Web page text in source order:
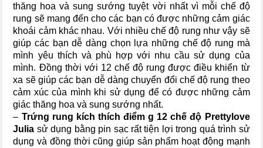
thăng hoa và sung sướng tuyệt vời nhất vì mỗi chế độ
rung sẽ mang đến cho các bạn có được những cảm giác
khoái cảm khác nhau. Với nhiều chế độ rung như vậy sẽ
giúp các bạn dễ dàng chọn lựa những chế độ rung mà
mình yêu thích và phù hợp với nhu cầu sử dụng của
mình. Đồng thời với 12 chế độ rung được điều khiển từ
xa sẽ giúp các bạn dễ dàng chuyển đổi chế độ rung theo
cảm xúc của mình khi sử dụng để có được những cảm
giác thăng hoa và sung sướng nhất.
– Trứng rung kích thích điểm g 12 chế độ Prettylove
Julia sử dụng bằng pin sạc rất tiện lợi trong quá trình sử
dụng và đồng thời cũng giúp sản phẩm hoạt động mạnh